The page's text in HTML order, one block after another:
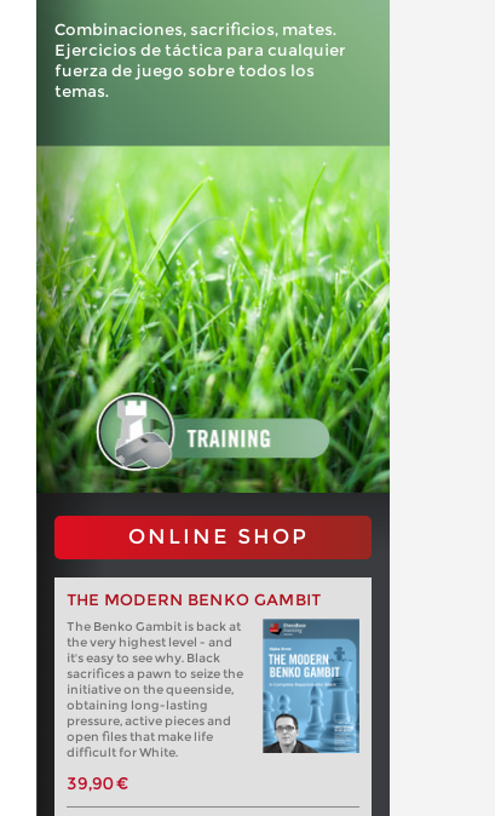
Combinaciones, sacrificios, mates.
Ejercicios de táctica para cualquier
fuerza de juego sobre todos los
temas.
ONLINE SHOP
THE MODERN BENKO GAMBIT
The Benko Gambit is back at
the very highest level - and
it's easy to see why. Black
sacrifices a pawn to seize the
initiative on the queenside,
obtaining long-lasting
pressure, active pieces and
open files that make life
difficult for White.
39,90 €